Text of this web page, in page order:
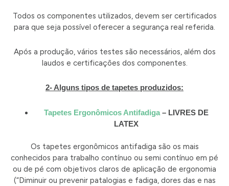
Todos os componentes utilizados, devem ser certificados
para que seja possível oferecer a segurança real referida.
Após a produção, vários testes são necessários, além dos
laudos e certificações dos componentes.
2- Alguns tipos de tapetes produzidos:
Tapetes Ergonômicos Antifadiga– LIVRES DE
LATEX
Os tapetes ergonômicos antifadiga são os mais
conhecidos para trabalho contínuo ou semi contínuo em pé
ou de pé com objetivos claros de aplicação de ergonomia
(“Diminuir ou prevenir patalogias e fadiga, dores das e nas